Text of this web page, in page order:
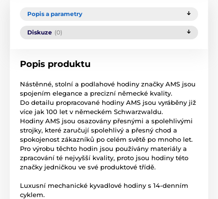
Popis a parametry
Diskuze (0)
Popis produktu
Nástěnné, stolní a podlahové hodiny značky AMS jsou
spojením elegance a precizní německé kvality.
Do detailu propracované hodiny AMS jsou vyráběny již
více jak 100 let v německém Schwarzwaldu.
Hodiny AMS jsou osazovány přesnými a spolehlivými
strojky, které zaručují spolehlivý a přesný chod a
spokojenost zákazníků po celém světě po mnoho let.
Pro výrobu těchto hodin jsou používány materiály a
zpracování té nejvyšší kvality, proto jsou hodiny této
značky jedničkou ve své produktové třídě.
Luxusní mechanické kyvadlové hodiny s 14-denním
cyklem.